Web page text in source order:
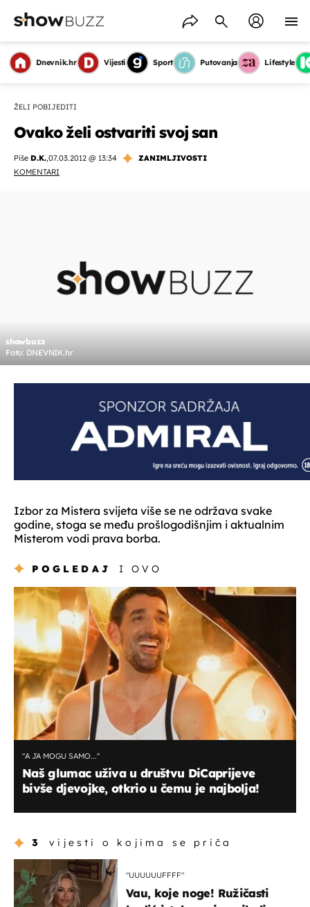
Dnevnik.hr Vijesti Sport Putovanja Lifestyle
ŽELI POBIJEDITI
Ovako želi ostvariti svoj san
Piše D.K.,07.03.2012 @ 13:34
ZANIMLJIVOSTI
KOMENTARI
showbuzz
Foto: DNEVNIK.hr
Izbor za Mistera svijeta više se ne održava svake
godine, stoga se među prošlogodišnjim i aktualnim
Misterom vodi prava borba.
POGLEDAJ I OVO
"A JA MOGU SAMO..."
Naš glumac uživa u društvu DiCaprijeve
bivše djevojke, otkrio u čemu je najbolja!
3 vijesti o kojima se priča
"UUUUUUFFFF"
Vau, koje noge! Ružičasti
OMOGUĆI OBAVIJESTI